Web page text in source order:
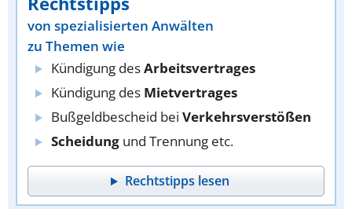
von spezialisierten Anwälten
zu Themen wie
Kündigung desArbeitsvertrages
Kündigung des Mietvertrages
Bußgeldbescheid bei Verkehrsverstößen
Scheidung und Trennung etc.
Rechtstipps lesen